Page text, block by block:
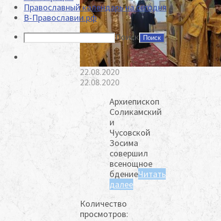
22.08.2020
22.08.2020
Архиепископ
Соликамский
и
Чусовской
Зосима
совершил
всенощное
бдениеЧитать
далее
Количество
просмотров:
Православный календарь на сегодня
В-Православии.рф
Поиск